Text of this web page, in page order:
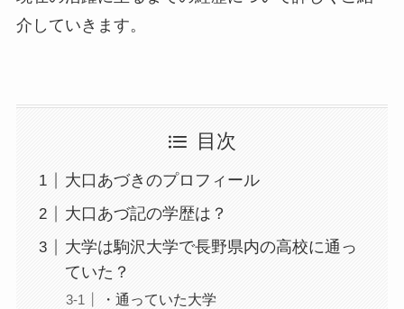
介していきます。
目次
大口あづきのプロフィール
大口あづ記の学歴は？
大学は駒沢大学で長野県内の高校に通っ
ていた？
・通っていた大学